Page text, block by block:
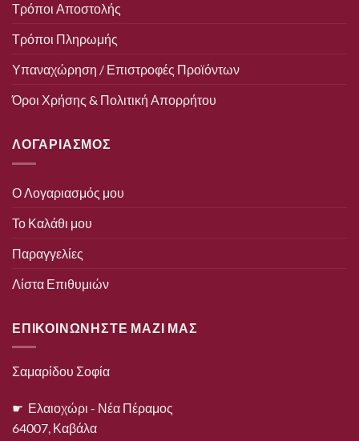
Τρόποι Αποστολής
Τρόποι Πληρωμής
Υπαναχώρηση / Επιστροφές Προϊόντων
Όροι Χρήσης & Πολιτική Απορρήτου
ΛΟΓΑΡΙΑΣΜΟΣ
Ο Λογαριασμός μου
Το Καλάθι μου
Παραγγελίες
Λίστα Επιθυμιών
ΕΠΙΚΟΙΝΩΝΗΣΤΕ ΜΑΖΙ ΜΑΣ
Σαμαρίδου Σοφία
☛ Ελαιοχώρι - Νέα Πέραμος
64007, Καβάλα